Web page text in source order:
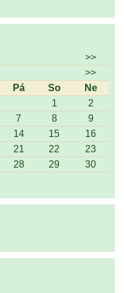
>>
>>
Pá So
Ne
1
2
7 8
9
14 15
16
21 22
23
28 29
30